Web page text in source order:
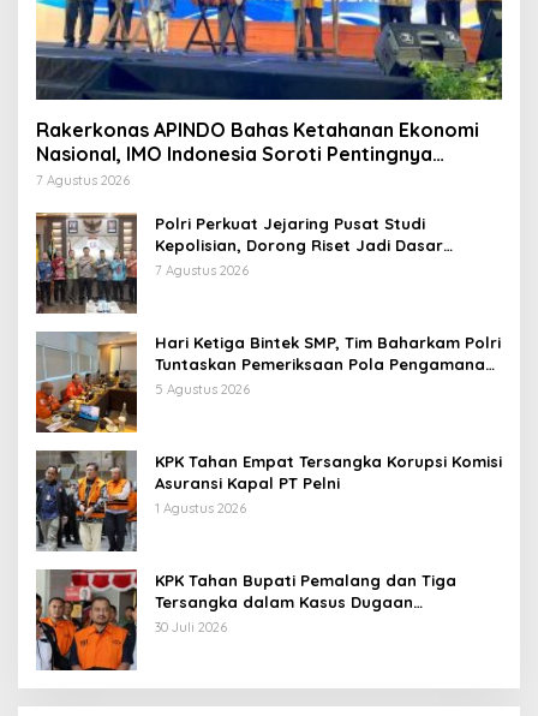
Rakerkonas APINDO Bahas Ketahanan Ekonomi
Nasional, IMO Indonesia Soroti Pentingnya
Kolaborasi Lintas Sektor
7 Agustus 2026
Polri Perkuat Jejaring Pusat Studi
Kepolisian, Dorong Riset Jadi Dasar
Kebijakan dan Inovasi
7 Agustus 2026
Hari Ketiga Bintek SMP, Tim Baharkam Polri
Tuntaskan Pemeriksaan Pola Pengamanan
Pertamina Patra Niaga Jabar
5 Agustus 2026
KPK Tahan Empat Tersangka Korupsi Komisi
Asuransi Kapal PT Pelni
1 Agustus 2026
KPK Tahan Bupati Pemalang dan Tiga
Tersangka dalam Kasus Dugaan
Pemerasan
30 Juli 2026